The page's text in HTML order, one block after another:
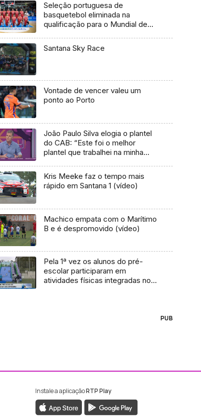
Seleção portuguesa de
basquetebol eliminada na
qualificação para o Mundial de
Santana Sky Race
Vontade de vencer valeu um
ponto ao Porto
João Paulo Silva elogia o plantel
do CAB: “Este foi o melhor
plantel que trabalhei na minha
Kris Meeke faz o tempo mais
rápido em Santana 1 (vídeo)
Machico empata com o Marítimo
B e é despromovido (vídeo)
Pela 1ª vez os alunos do pré-
escolar participaram em
atividades físicas integradas no
PUB
da RTP Madeira
da RTP Madeira
Instale a aplicaçãoRTP Play